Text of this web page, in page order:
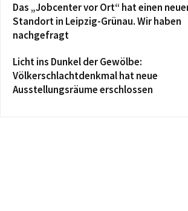
Das „Jobcenter vor Ort“ hat einen
Standort in Leipzig-Grünau. Wir haben
nachgefragt
Licht ins Dunkel der Gewölbe:
Völkerschlachtdenkmal hat neue
Ausstellungsräume erschlossen